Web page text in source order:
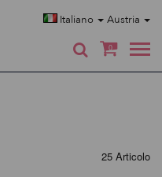
Italiano Austria
0
25 Articolo